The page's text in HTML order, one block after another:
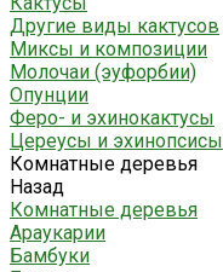
Другие виды кактусов
Миксы и композиции
Молочаи (эуфорбии)
Опунции
Феро- и эхинокактусы
Цереусы и эхинопсисы
Комнатные деревья
Назад
Комнатные деревья
Араукарии
Бамбуки